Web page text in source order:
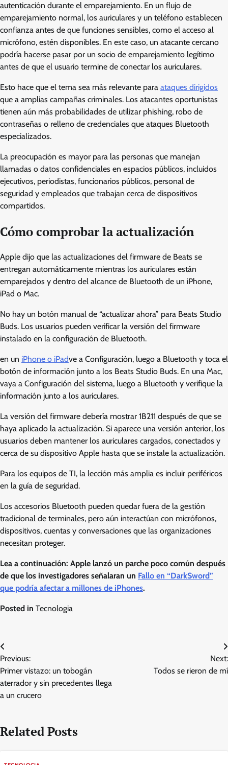
autenticación durante el emparejamiento. En un flujo de
emparejamiento normal, los auriculares y un teléfono establecen
confianza antes de que funciones sensibles, como el acceso al
micrófono, estén disponibles. En este caso, un atacante cercano
podría hacerse pasar por un socio de emparejamiento legítimo
antes de que el usuario termine de conectar los auriculares.
Esto hace que el tema sea más relevante para ataques dirigidos
que a amplias campañas criminales. Los atacantes oportunistas
tienen aún más probabilidades de utilizar phishing, robo de
contraseñas o relleno de credenciales que ataques Bluetooth
especializados.
La preocupación es mayor para las personas que manejan
llamadas o datos confidenciales en espacios públicos, incluidos
ejecutivos, periodistas, funcionarios públicos, personal de
seguridad y empleados que trabajan cerca de dispositivos
compartidos.
Cómo comprobar la actualización
Apple dijo que las actualizaciones del firmware de Beats se
entregan automáticamente mientras los auriculares están
emparejados y dentro del alcance de Bluetooth de un iPhone,
iPad o Mac.
No hay un botón manual de “actualizar ahora” para Beats Studio
Buds. Los usuarios pueden verificar la versión del firmware
instalado en la configuración de Bluetooth.
en un iPhone o iPadve a Configuración, luego a Bluetooth y toca el
botón de información junto a los Beats Studio Buds. En una Mac,
vaya a Configuración del sistema, luego a Bluetooth y verifique la
información junto a los auriculares.
La versión del firmware debería mostrar 1B211 después de que se
haya aplicado la actualización. Si aparece una versión anterior, los
usuarios deben mantener los auriculares cargados, conectados y
cerca de su dispositivo Apple hasta que se instale la actualización.
Para los equipos de TI, la lección más amplia es incluir periféricos
en la guía de seguridad.
Los accesorios Bluetooth pueden quedar fuera de la gestión
tradicional de terminales, pero aún interactúan con micrófonos,
dispositivos, cuentas y conversaciones que las organizaciones
necesitan proteger.
Lea a continuación: Apple lanzó un parche poco común después
de que los investigadores señalaran un Fallo en “DarkSword”
que podría afectar a millones de iPhones.
Posted in Tecnologia
Post
navigation
Previous:
Primer vistazo: un tobogán
aterrador y sin precedentes llega
a un crucero
Next:
Todos se rieron de mí
Related Posts